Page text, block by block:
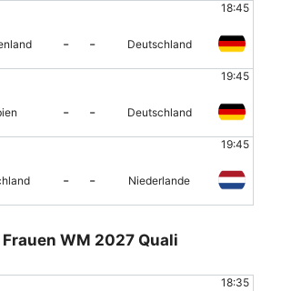
18:45
- - Deutschland
19:45
- - Deutschland
19:45
- - Niederlande
WM 2027 Quali
18:35